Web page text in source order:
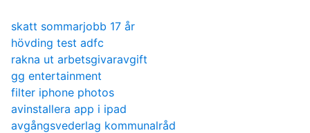
skatt sommarjobb 17 år
hövding test adfc
rakna ut arbetsgivaravgift
gg entertainment
filter iphone photos
avinstallera app i ipad
avgångsvederlag kommunalråd